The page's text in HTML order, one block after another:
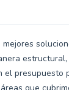
el presupuesto